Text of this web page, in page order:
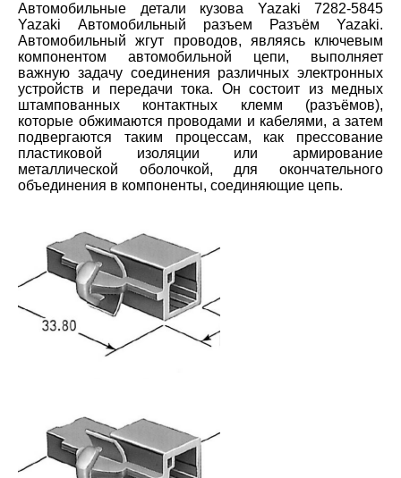
Автомобильные детали кузова Yazaki 7282-5845
Yazaki Автомобильный разъем Разъём Yazaki.
Автомобильный жгут проводов, являясь ключевым
компонентом автомобильной цепи, выполняет
важную задачу соединения различных электронных
устройств и передачи тока. Он состоит из медных
штампованных контактных клемм (разъёмов),
которые обжимаются проводами и кабелями, а затем
подвергаются таким процессам, как прессование
пластиковой изоляции или армирование
металлической оболочкой, для окончательного
объединения в компоненты, соединяющие цепь.